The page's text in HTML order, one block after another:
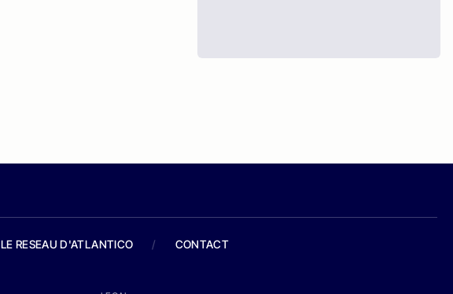
LE RESEAU D'ATLANTICO / CONTACT